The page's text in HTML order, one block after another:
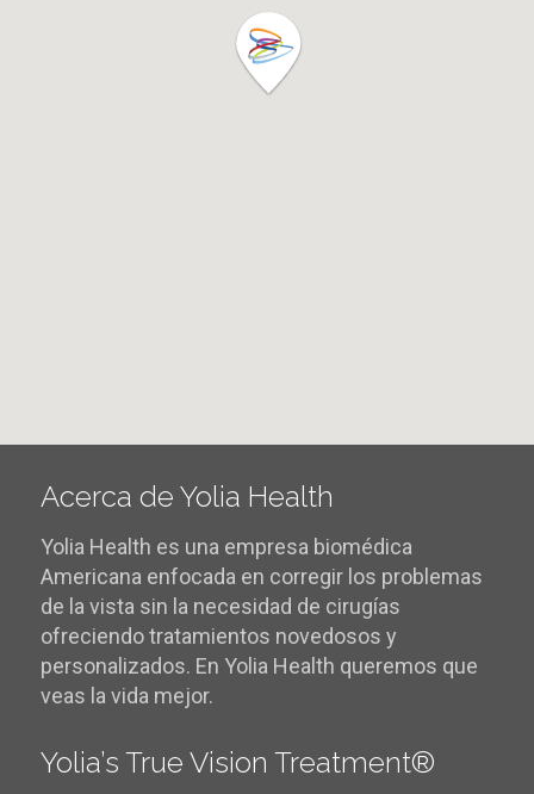
Acerca de Yolia Health
Yolia Health es una empresa biomédica
Americana enfocada en corregir los problemas
de la vista sin la necesidad de cirugías
ofreciendo tratamientos novedosos y
personalizados. En Yolia Health queremos que
veas la vida mejor.
Yolia’s True Vision Treatment®